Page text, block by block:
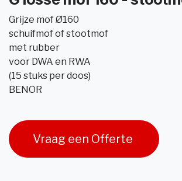
Grijze mof Ø160
schuifmof of stootmof
met rubber
voor DWA en RWA
(15 stuks per doos)
BENOR
Vraag een Offerte